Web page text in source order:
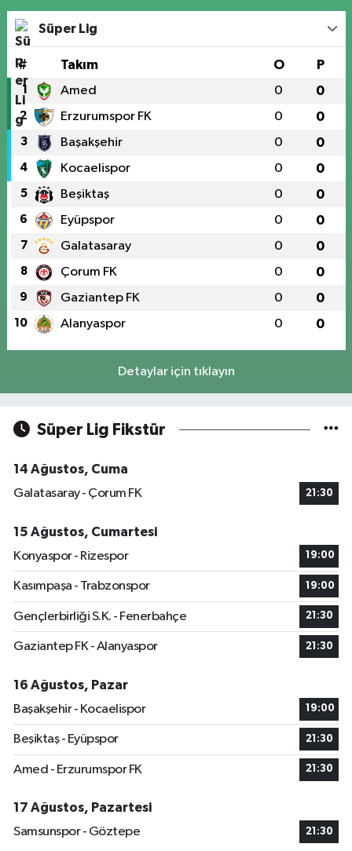
Süper Lig
# Takım O P
1 Amed 0 0
2 Erzurumspor FK 0 0
3 Başakşehir 0 0
4 Kocaelispor 0 0
5 Beşiktaş 0 0
6 Eyüpspor 0 0
7 Galatasaray 0 0
8 Çorum FK 0 0
9 Gaziantep FK 0 0
10 Alanyaspor 0 0
Detaylar için tıklayın
Süper Lig Fikstür
14 Ağustos, Cuma
Galatasaray - Çorum FK
21:30
15 Ağustos, Cumartesi
Konyaspor - Rizespor
19:00
Kasımpaşa - Trabzonspor 19:00
Gençlerbirliği S.K. - Fenerbahçe 21:30
Gaziantep FK - Alanyaspor 21:30
16 Ağustos, Pazar
Başakşehir - Kocaelispor
19:00
Beşiktaş - Eyüpspor 21:30
Amed - Erzurumspor FK 21:30
17 Ağustos, Pazartesi
Samsunspor - Göztepe
21:30